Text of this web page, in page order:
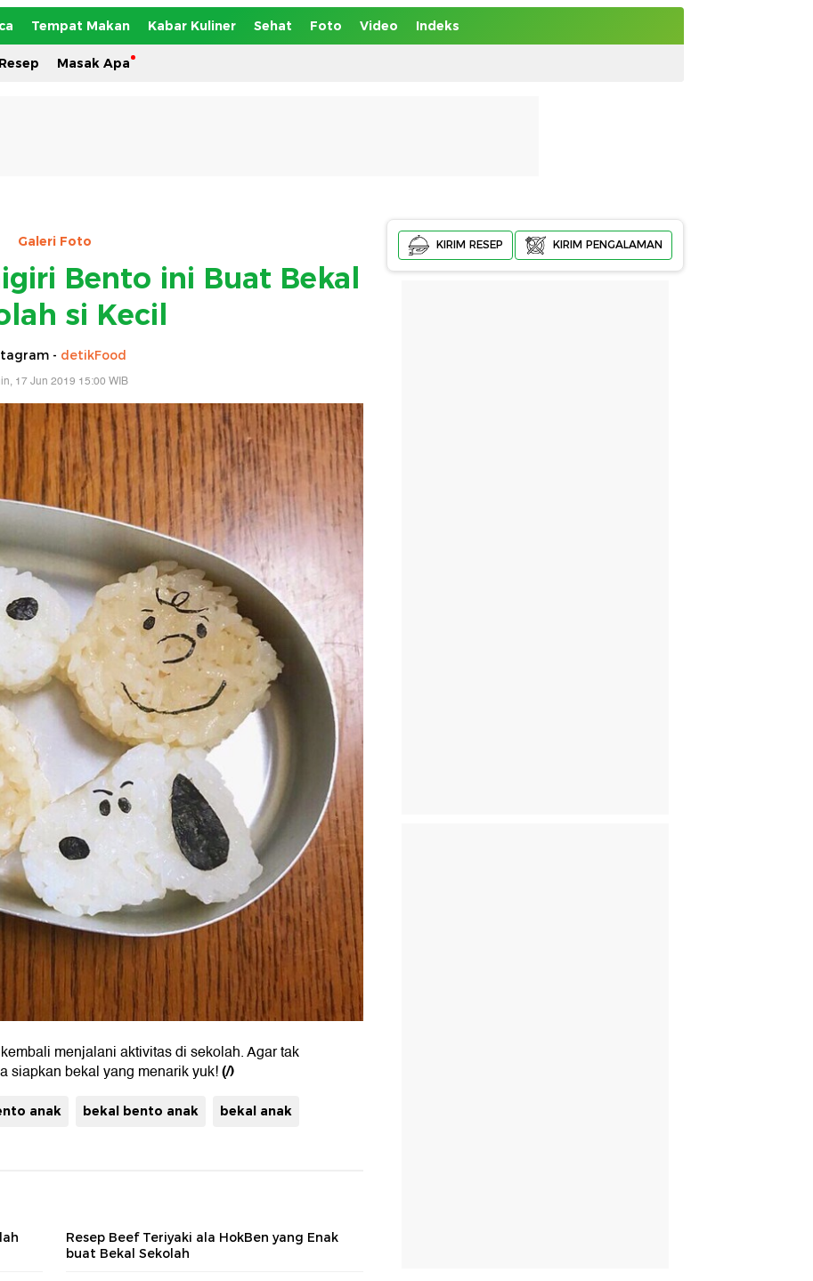
Tempat Makan Kabar Kuliner Sehat Foto Video Indeks
Masak Apa
Galeri Foto
Bento ini Buat Bekal
si Kecil
- detikFood
17 Jun 2019 15:00 WIB
menjalani aktivitas di sekolah. Agar tak
siapkan bekal yang menarik yuk!(/)
anak bekal bento anak bekal anak
Resep Beef Teriyaki ala HokBen yang Enak
buat Bekal Sekolah
KIRIM RESEP KIRIM PENGALAMAN